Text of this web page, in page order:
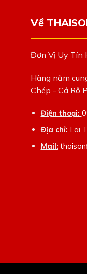
Về
Đơn Vị Uy Tín
Hàng năm
Chép - Cá Rô
Điện thoại:
Địa chỉ: Lai
Mail: